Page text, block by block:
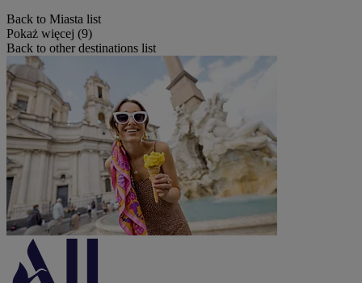
Back to Miasta list
Pokaż więcej (9)
Back to other destinations list